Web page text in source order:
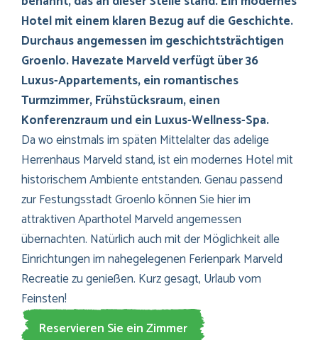
Hotel mit einem klaren Bezug auf die Geschichte.
Durchaus angemessen im geschichtsträchtigen
Groenlo. Havezate Marveld verfügt über 36
Luxus-Appartements, ein romantisches
Turmzimmer, Frühstücksraum, einen
Konferenzraum und ein Luxus-Wellness-Spa.
Da wo einstmals im späten Mittelalter das adelige
Herrenhaus Marveld stand, ist ein modernes Hotel mit
historischem Ambiente entstanden. Genau passend
zur Festungsstadt Groenlo können Sie hier im
attraktiven Aparthotel Marveld angemessen
übernachten. Natürlich auch mit der Möglichkeit alle
Einrichtungen im nahegelegenen Ferienpark Marveld
Recreatie zu genießen. Kurz gesagt, Urlaub vom
Feinsten!
Reservieren Sie ein Zimmer